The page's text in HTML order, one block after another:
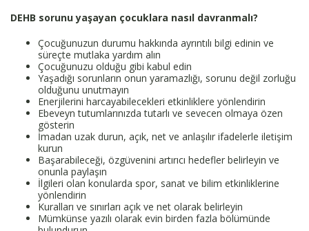
DEHB sorunu yaşayan çocuklara nasıl davranmalı?
Çocuğunuzun durumu hakkında ayrıntılı bilgi edinin ve
süreçte mutlaka yardım alın
Çocuğunuzu olduğu gibi kabul edin
Yaşadığı sorunların onun yaramazlığı, sorunu değil zorluğu
olduğunu unutmayın
Enerjilerini harcayabilecekleri etkinliklere yönlendirin
Ebeveyn tutumlarınızda tutarlı ve sevecen olmaya özen
gösterin
İmadan uzak durun, açık, net ve anlaşılır ifadelerle iletişim
kurun
Başarabileceği, özgüvenini artırıcı hedefler belirleyin ve
onunla paylaşın
İlgileri olan konularda spor, sanat ve bilim etkinliklerine
yönlendirin
Kuralları ve sınırları açık ve net olarak belirleyin
Mümkünse yazılı olarak evin birden fazla bölümünde